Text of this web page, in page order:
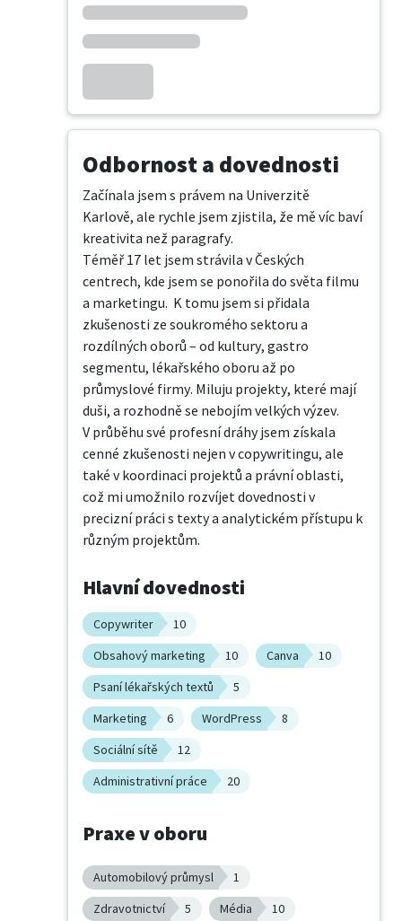
Odbornost a dovednosti
Začínala jsem s právem na Univerzitě
Karlově, ale rychle jsem zjistila, že mě víc baví
kreativita než paragrafy.
Téměř 17 let jsem strávila v Českých
centrech, kde jsem se ponořila do světa filmu
a marketingu.  K tomu jsem si přidala
zkušenosti ze soukromého sektoru a
rozdílných oborů – od kultury, gastro
segmentu, lékařského oboru až po
průmyslové firmy. Miluju projekty, které mají
duši, a rozhodně se nebojím velkých výzev.
V průběhu své profesní dráhy jsem získala
cenné zkušenosti nejen v copywritingu, ale
také v koordinaci projektů a právní oblasti,
což mi umožnilo rozvíjet dovednosti v
precizní práci s texty a analytickém přístupu k
různým projektům.
Hlavní dovednosti
Copywriter
10
Obsahový marketing
10 Canva
10
Psaní lékařských textů
5
Marketing
6 WordPress
8
Sociální sítě
12
Administrativní práce
20
Praxe v oboru
Automobilový průmysl
1
Zdravotnictví
5 Média
10